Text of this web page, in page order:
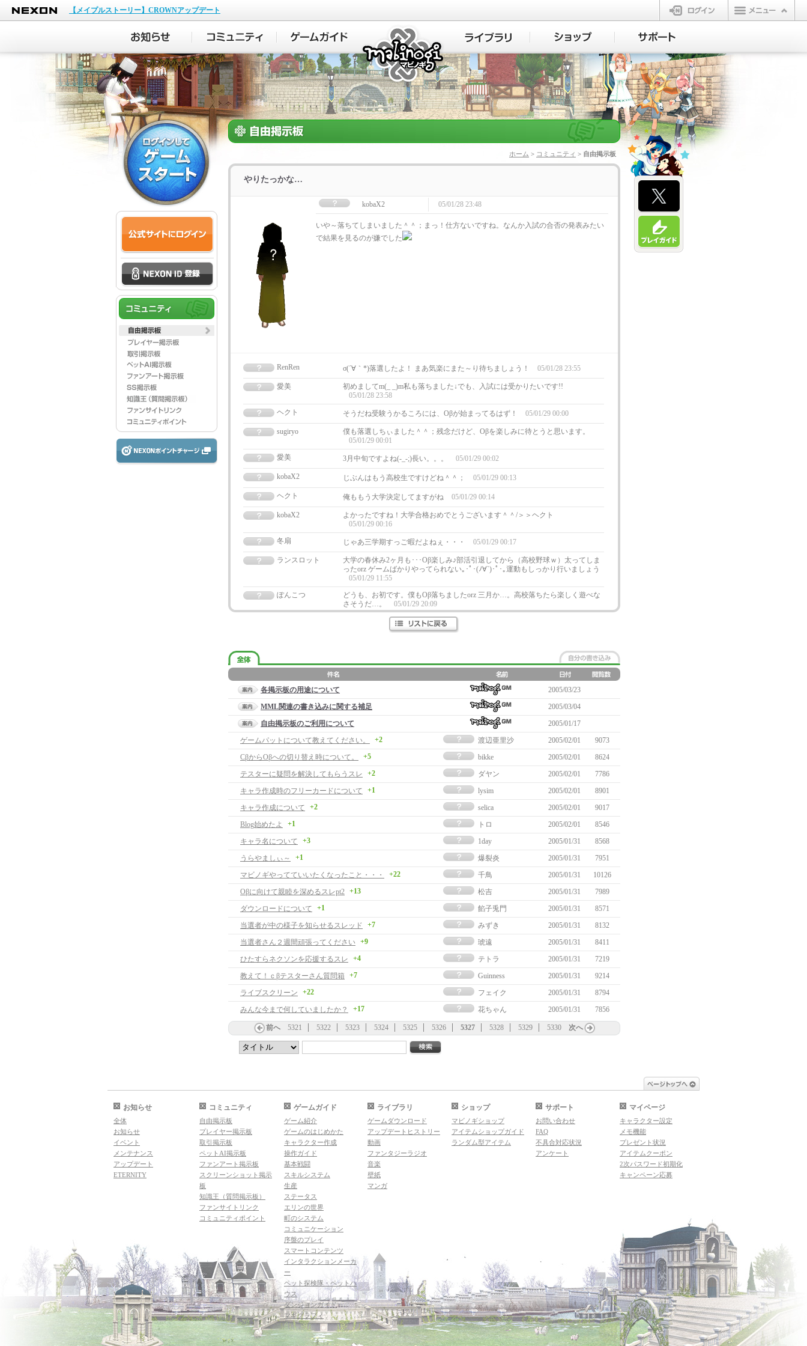
NEXON
【メイプルストーリー】CROWNアップデート
ログイン
マビノギ
ホーム > コミュニティ > 自由掲示板
やりたっかな…
kobaX2 05/01/28 23:48
いや～落ちてしまいました＾＾；まっ！仕方ないですね。なんか入試の合否の発表みたい
で結果を見るのが嫌でした
RenRen σ(´∀｀*)落選したよ！ まあ気楽にまた～り待ちましょう！ 05/01/28 23:55
愛美
初めましてm(_ _)m私も落ちました↓でも、入試には受かりたいです!!
05/01/28 23:58
ヘクト
そうだね受験うかるころには、Oβが始まってるはず！ 05/01/29 00:00
sugiryo
僕も落選しちぃました＾＾；残念だけど、Oβを楽しみに待とうと思います。
05/01/29 00:01
愛美
3月中旬ですよね(-_-;)長い。。。 05/01/29 00:02
kobaX2 じぶんはもう高校生ですけどね＾＾； 05/01/29 00:13
ヘクト 俺ももう大学決定してますがね 05/01/29 00:14
kobaX2
よかったですね！大学合格おめでとうございます＾＾/＞＞ヘクト
05/01/29 00:16
冬扇
じゃあ三学期すっご暇だよねぇ・・・ 05/01/29 00:17
ランスロット
大学の春休み2ヶ月も･･･Oβ楽しみ♪部活引退してから（高校野球ｗ）太ってしま
ったorz ゲームばかりやってられない｡･ﾟ･(ﾉ∀`)･ﾟ･｡運動もしっかり行いましょう
05/01/29 11:55
ぽんこつ
どうも、お初です。僕もOβ落ちましたorz 三月か…。高校落ちたら楽しく遊べな
さそうだ…。
05/01/29 20:09
各掲示板の用途について
2005/03/23
MML関連の書き込みに関する補足
2005/03/04
自由掲示板のご利用について
2005/01/17
ゲームパットについて教えてください。
+2 渡辺亜里沙 2005/02/01
9073
CβからOβへの切り替え時について。
+5 bikke 2005/02/01
8624
テスターに疑問を解決してもらうスレ
+2 ダヤン 2005/02/01
7786
キャラ作成時のフリーカードについて
+1 lysim 2005/02/01
8901
キャラ作成について
+2 selica 2005/02/01
9017
Blog始めたよ
+1 トロ 2005/02/01
8546
キャラ名について
+3 1day 2005/01/31
8568
うらやましぃ～
+1 爆裂炎 2005/01/31
7951
マビノギやってていいたくなったこと・・・
+22 千鳥 2005/01/31
10126
Oβに向けて親睦を深めるスレpt2 +13 松吉 2005/01/31
7989
ダウンロードについて
+1 餡子兎門 2005/01/31
8571
当選者が中の様子を知らせるスレッド
+7 みずき 2005/01/31
8132
当選者さん２週間頑張ってください +9 琥遠 2005/01/31
8411
ひたすらネクソンを応援するスレ
+4 テトラ 2005/01/31
7219
教えて！ｃβテスターさん質問箱
+7 Guinness 2005/01/31
9214
ライブスクリーン
+22 フェイク 2005/01/31
8794
みんな今まで何していましたか？
+17 花ちゃん 2005/01/31 7856
前へ 5321 5322 5323 5324 5325 5326 5327 5328 5329 5330 次へ
お知らせ
全体
お知らせ
イベント
メンテナンス
アップデート
ETERNITY
コミュニティ
自由掲示板
プレイヤー掲示板
取引掲示板
ペットAI掲示板
ファンアート掲示板
スクリーンショット掲示
板
知識王（質問掲示板）
ファンサイトリンク
コミュニティポイント
ゲームガイド
ゲーム紹介
ゲームのはじめかた
キャラクター作成
操作ガイド
基本戦闘
スキルシステム
生産
ステータス
エリンの世界
町のシステム
コミュニケーション
序盤のプレイ
スマートコンテンツ
インタラクションメーカ
ー
ペット探検隊・ペットハ
ウス
ダンジョンガイド
マギグラフィ
ライブラリ
ゲームダウンロード
アップデートヒストリー
動画
ファンタジーラジオ
音楽
壁紙
マンガ
ショップ
マビノギショップ
アイテムショップガイド
ランダム型アイテム
サポート
お問い合わせ
FAQ
不具合対応状況
アンケート
マイページ
キャラクター設定
メモ機能
プレゼント状況
アイテムクーポン
2次パスワード初期化
キャンペーン応募